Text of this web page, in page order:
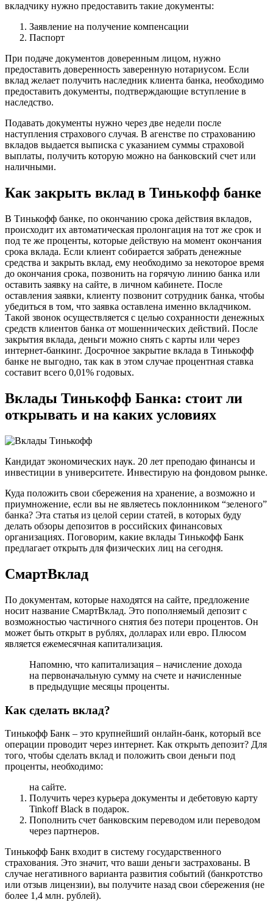
вкладчику нужно предоставить такие документы:
Заявление на получение компенсации
Паспорт
При подаче документов доверенным лицом, нужно
предоставить доверенность заверенную нотариусом. Если
вклад желает получить наследник клиента банка, необходимо
предоставить документы, подтверждающие вступление в
наследство.
Подавать документы нужно через две недели после
наступления страхового случая. В агенстве по страхованию
вкладов выдается выписка с указанием суммы страховой
выплаты, получить которую можно на банковский счет или
наличными.
Как закрыть вклад в Тинькофф банке
В Тинькофф банке, по окончанию срока действия вкладов,
происходит их автоматическая пролонгация на тот же срок и
под те же проценты, которые действую на момент окончания
срока вклада. Если клиент собирается забрать денежные
средства и закрыть вклад, ему необходимо за некоторое время
до окончания срока, позвонить на горячую линию банка или
оставить заявку на сайте, в личном кабинете. После
оставления заявки, клиенту позвонит сотрудник банка, чтобы
убедиться в том, что заявка оставлена именно вкладчиком.
Такой звонок осуществляется с целью сохранности денежных
средств клиентов банка от мошеннических действий. После
закрытия вклада, деньги можно снять с карты или через
интернет-банкинг. Досрочное закрытие вклада в Тинькофф
банке не выгодно, так как в этом случае процентная ставка
составит всего 0,01% годовых.
Вклады Тинькофф Банка: стоит ли
открывать и на каких условиях
Кандидат экономических наук. 20 лет преподаю финансы и
инвестиции в университете. Инвестирую на фондовом рынке.
Куда положить свои сбережения на хранение, а возможно и
приумножение, если вы не являетесь поклонником “зеленого”
банка? Эта статья из целой серии статей, в которых буду
делать обзоры депозитов в российских финансовых
организациях. Поговорим, какие вклады Тинькофф Банк
предлагает открыть для физических лиц на сегодня.
СмартВклад
По документам, которые находятся на сайте, предложение
носит название СмартВклад. Это пополняемый депозит с
возможностью частичного снятия без потери процентов. Он
может быть открыт в рублях, долларах или евро. Плюсом
является ежемесячная капитализация.
Напомню, что капитализация – начисление дохода
на первоначальную сумму на счете и начисленные
в предыдущие месяцы проценты.
Как сделать вклад?
Тинькофф Банк – это крупнейший онлайн-банк, который все
операции проводит через интернет. Как открыть депозит? Для
того, чтобы сделать вклад и положить свои деньги под
проценты, необходимо:
на сайте.
Получить через курьера документы и дебетовую карту
Tinkoff Black в подарок.
Пополнить счет банковским переводом или переводом
через партнеров.
Тинькофф Банк входит в систему государственного
страхования. Это значит, что ваши деньги застрахованы. В
случае негативного варианта развития событий (банкротство
или отзыв лицензии), вы получите назад свои сбережения (не
более 1,4 млн. рублей).